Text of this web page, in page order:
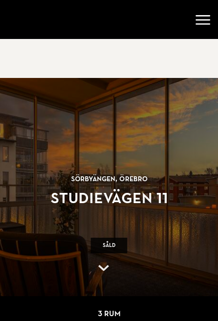
Sörbyängen, Örebro
Studievägen 11
Såld
3 rum